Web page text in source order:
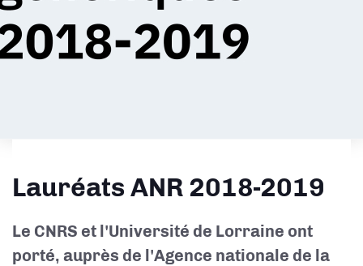
Lauréats ANR 2018-2019
Le CNRS et l'Université de Lorraine ont
porté, auprès de l'Agence nationale de la